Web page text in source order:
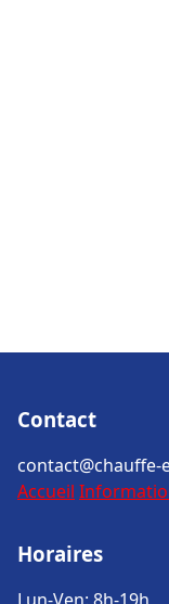
Contact
contact@chauffe-
Accueil
Horaires